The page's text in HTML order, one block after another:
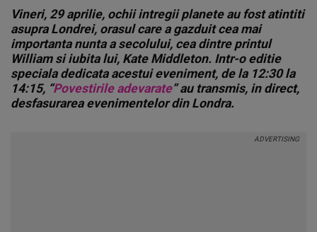
Vineri, 29 aprilie, ochii intregii planete au fost atintiti
asupra Londrei, orasul care a gazduit cea mai
importanta nunta a secolului, cea dintre printul
William si iubita lui, Kate Middleton. Intr-o editie
speciala dedicata acestui eveniment, de la 12:30 la
14:15, “Povestirile adevarate” au transmis, in direct,
desfasurarea evenimentelor din Londra.